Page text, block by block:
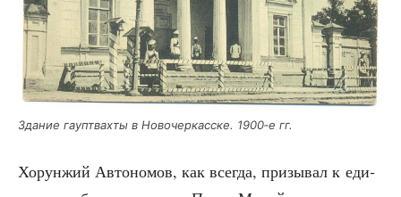
Зда­ние гаупт­вах­ты в Ново­чер­кас­ске. 1900‑е гг.
Хорун­жий Авто­но­мов, как все­гда, при­зы­вал к еди­